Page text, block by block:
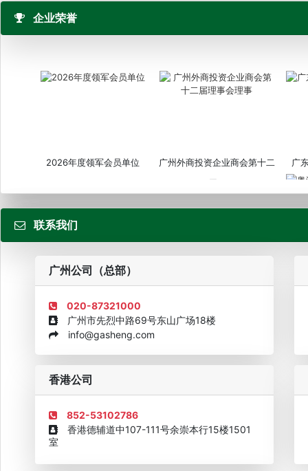
企业荣誉
2026年度领军会员单位
广州外商投资企业商会第十二
届...
广
企业诚信AAAAA奖牌2015 欧美澳最具价值品牌移民机构
联系我们
广州公司（总部）
020-87321000
广州市先烈中路69号东山广场18楼
info@gasheng.com
香港公司
852-53102786
香港德辅道中107-111号余崇本行15楼1501
室